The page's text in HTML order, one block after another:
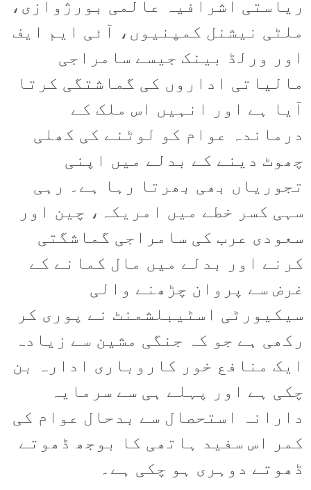
ریاستی اشرافیہ عالمی بورژوازی،
ملٹی نیشنل کمپنیوں، آئی ایم ایف
اور ورلڈ بینک جیسے سامراجی
مالیاتی اداروں کی گماشتگی کرتا
آیا ہے اور انہیں اس ملک کے
درماندہ عوام کو لوٹنے کی کھلی
چھوٹ دینے کے بدلے میں اپنی
تجوریاں بھی بھرتا رہا ہے۔ رہی
سہی کسر خطے میں امریکہ، چین اور
سعودی عرب کی سامراجی گماشگتی
کرنے اور بدلے میں مال کمانے کے
غرض سے پروان چڑھنے والی
سیکیورٹی اسٹیبلشمنٹ نے پوری کر
رکھی ہے جو کہ جنگی مشین سے زیادہ
ایک منافع خور کاروباری ادارہ بن
چکی ہے اور پہلے ہی سے سرمایہ
دارانہ استحصال سے بدحال عوام کی
کمر اس سفید ہاتھی کا بوجھ ڈھوتے
ڈھوتے دوہری ہو چکی ہے۔